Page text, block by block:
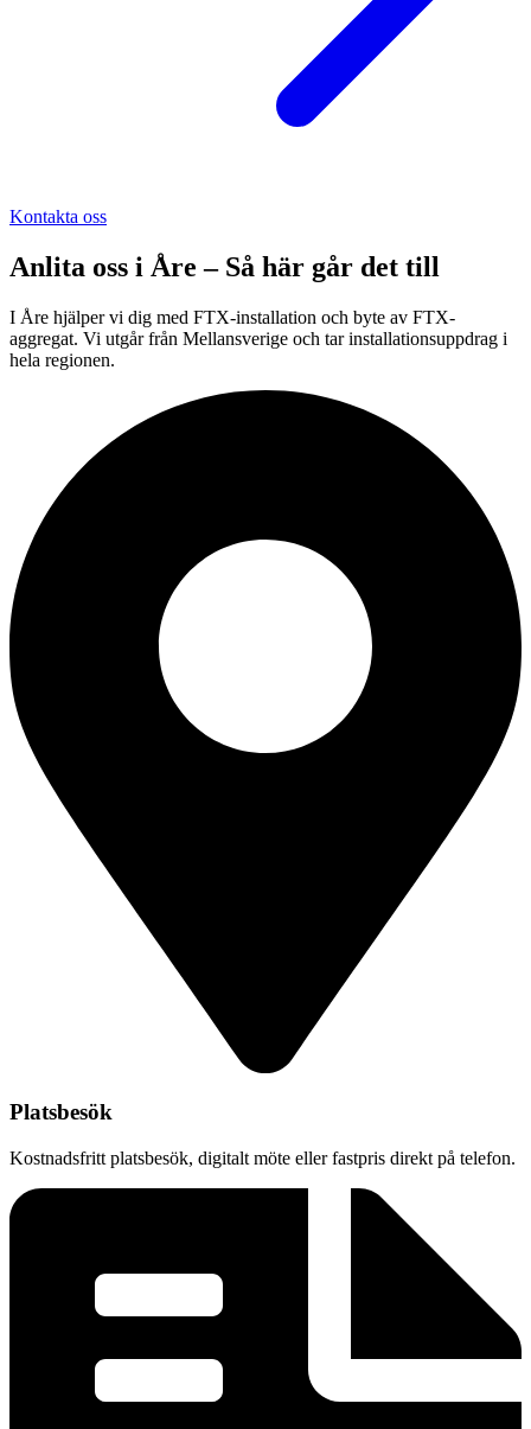
Kontakta oss
Anlita oss i Åre – Så här går det till
I Åre hjälper vi dig med FTX-installation och byte av FTX-
aggregat. Vi utgår från Mellansverige och tar installationsuppdrag i
hela regionen.
Platsbesök
Kostnadsfritt platsbesök, digitalt möte eller fastpris direkt på telefon.